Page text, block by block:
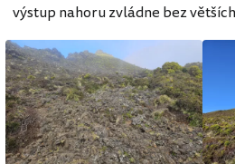
výstup nahoru zvládne bez